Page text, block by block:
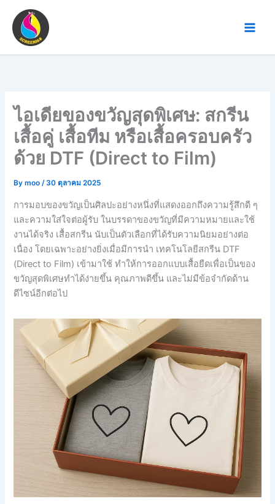
content
ไอเดียของขวัญสุดพิเศษ: สกรีน
เสื้อคู่ เสื้อทีม หรือเสื้อครอบครัว
ด้วย DTF (Direct to Film)
Bymoo/30 ตุลาคม 2025
การมอบของขวัญเป็นศิลปะอย่างหนึ่งที่แสดงออกถึงความรู้สึกดี ๆ
และความใส่ใจต่อผู้รับ ในบรรดาของขวัญที่มีความหมายและใช้
งานได้จริง เสื้อสกรีน นับเป็นตัวเลือกที่ได้รับความนิยมอย่างต่อ
เนื่อง โดยเฉพาะอย่างยิ่งเมื่อมีการนำ เทคโนโลยีสกรีน DTF
(Direct to Film) เข้ามาใช้ ทำให้การออกแบบเสื้อยืดเพื่อเป็นของ
ขวัญสุดพิเศษทำได้ง่ายขึ้น คุณภาพดีขึ้น และไม่มีข้อจำกัดด้าน
ดีไซน์อีกต่อไป